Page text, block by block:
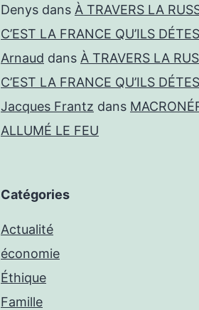
Denys dans À TRAVERS LA
C’EST LA FRANCE QU’ILS
Arnaud dans À TRAVERS LA
C’EST LA FRANCE QU’ILS
Jacques Frantz dans
ALLUMÉ LE FEU
Catégories
Actualité
économie
Éthique
Famille